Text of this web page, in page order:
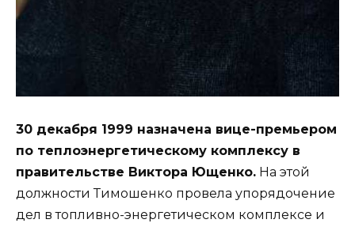
30 декабря 1999 назначена вице-премьером
по теплоэнергетическому комплексу в
правительстве Виктора Ющенко. На этой
должности Тимошенко провела упорядочение
дел в топливно-энергетическом комплексе и